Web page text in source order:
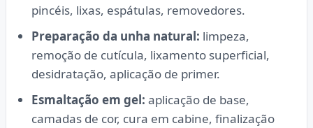
pincéis, lixas, espátulas, removedores.
Preparação da unha natural: limpeza,
remoção de cutícula, lixamento superficial,
desidratação, aplicação de primer.
Esmaltação em gel: aplicação de base,
camadas de cor, cura em cabine, finalização